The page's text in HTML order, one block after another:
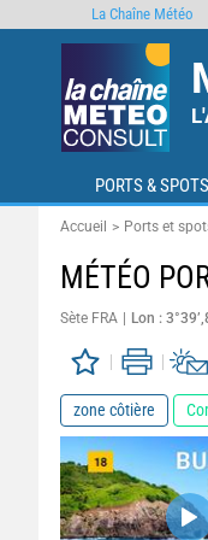
PORTS & SPOTS
Accueil Ports et
MÉTÉO
Sète FRA Lon :
zone côtière
La Chaîne Météo